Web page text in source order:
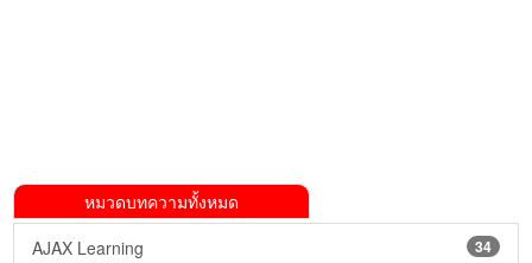
หมวดบทความทั้งหมด
34
AJAX Learning